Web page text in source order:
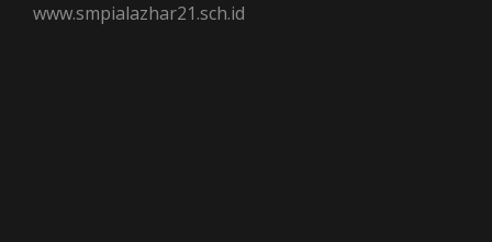
www.smpialazhar21.sch.id